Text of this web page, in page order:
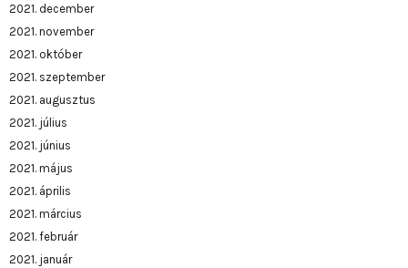
2021. december
2021. november
2021. október
2021. szeptember
2021. augusztus
2021. július
2021. június
2021. május
2021. április
2021. március
2021. február
2021. január